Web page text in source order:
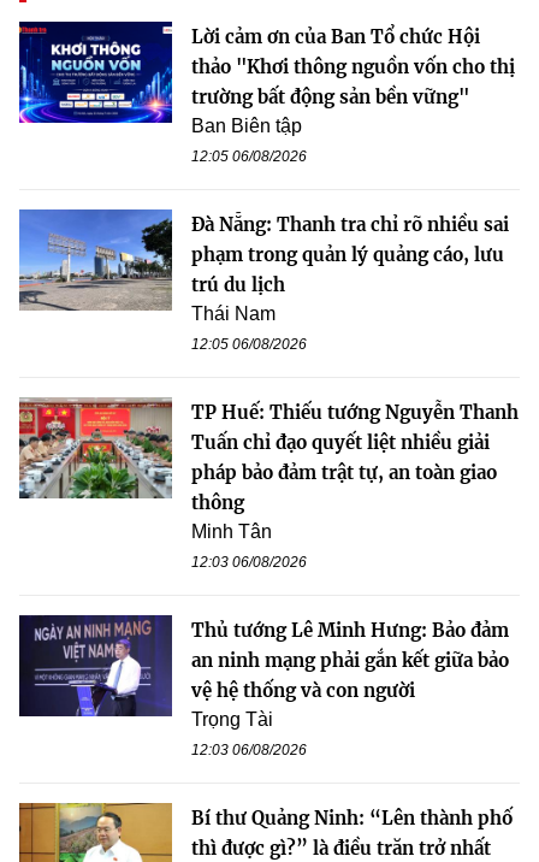
Lời cảm ơn của Ban Tổ chức Hội
thảo "Khơi thông nguồn vốn cho thị
trường bất động sản bền vững"
Ban Biên tập
12:05 06/08/2026
Đà Nẵng: Thanh tra chỉ rõ nhiều sai
phạm trong quản lý quảng cáo, lưu
trú du lịch
Thái Nam
12:05 06/08/2026
TP Huế: Thiếu tướng Nguyễn Thanh
Tuấn chỉ đạo quyết liệt nhiều giải
pháp bảo đảm trật tự, an toàn giao
thông
Minh Tân
12:03 06/08/2026
Thủ tướng Lê Minh Hưng: Bảo đảm
an ninh mạng phải gắn kết giữa bảo
vệ hệ thống và con người
Trọng Tài
12:03 06/08/2026
Bí thư Quảng Ninh: “Lên thành phố
thì được gì?” là điều trăn trở nhất